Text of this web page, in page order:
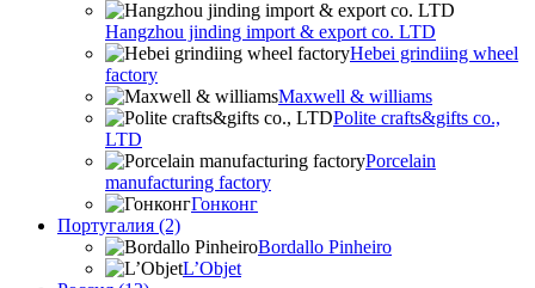
Hangzhou jinding import & export co. LTD
Hebei grindiing wheel
factory
Maxwell & williams
Polite crafts&gifts co.,
LTD
Porcelain
manufacturing factory
Гонконг
Португалия (2)
Bordallo Pinheiro
L’Objet